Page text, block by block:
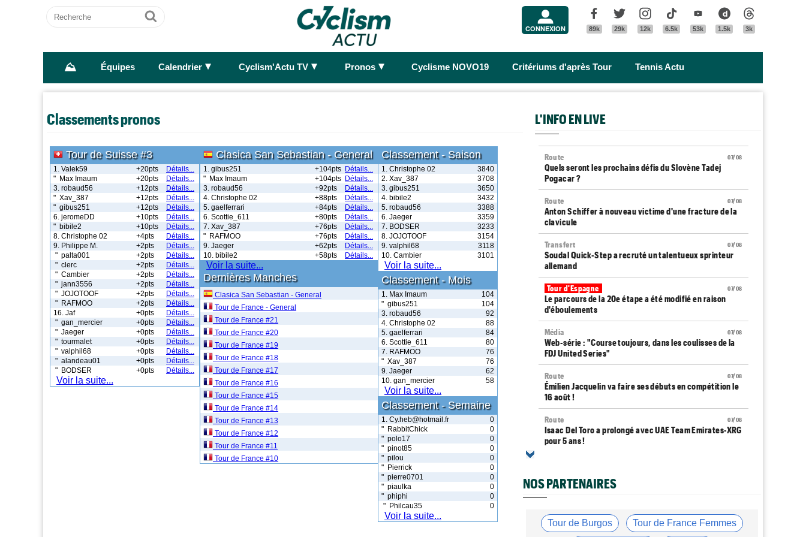
Recherche
Ok CONNEXION
Facebook
89k
Twitter
29k
Instagram
12k
Tik Tok
6.5k
Youtube
53k
Dailymotion
1.5k 3k
⛰ Équipes Calendrier ► Cyclism'Actu TV ► Pronos ► Cyclisme NOVO19 Critériums d'après Tour Tennis Actu
Classements pronos
Tour de Suisse #3
1. Valek59 Détails...
+20pts
" Max Imaum
Détails...
+20pts
3. robaud56
Détails...
+12pts
" Xav_387
Détails...
+12pts
" gibus251
Détails...
+12pts
6. jeromeDD
Détails...
+10pts
" bibile2
Détails...
+10pts
8. Christophe 02
Détails...
+4pts
9. Philippe M.
Détails...
+2pts
" palta001
Détails...
+2pts
" clerc
Détails...
+2pts
" Cambier
Détails...
+2pts
" jann3556
Détails...
+2pts
" JOJOTOOF
Détails...
+2pts
" RAFMOO
Détails...
+2pts
16. Jaf
Détails...
+0pts
" gan_mercier
Détails...
+0pts
" Jaeger
Détails...
+0pts
" tourmalet
Détails...
+0pts
" valphil68
Détails...
+0pts
" alandeau01
Détails...
+0pts
" BODSER
Détails...
+0pts
Voir la suite...
Clasica San Sebastian - General
1. gibus251 Détails...
+104pts
" Max Imaum
Détails...
+104pts
3. robaud56
Détails...
+92pts
4. Christophe 02
Détails...
+88pts
5. gaelferrari
Détails...
+84pts
6. Scottie_611
Détails...
+80pts
7. Xav_387
Détails...
+76pts
" RAFMOO
Détails...
+76pts
9. Jaeger
Détails...
+62pts
10. bibile2
Détails...
+58pts
Voir la suite...
Dernières Manches
Clasica San Sebastian - General
Tour de France - General
Tour de France #21
Tour de France #20
Tour de France #19
Tour de France #18
Tour de France #17
Tour de France #16
Tour de France #15
Tour de France #14
Tour de France #13
Tour de France #12
Tour de France #11
Tour de France #10
Classement - Saison
1. Christophe 02
3840
2. Xav_387
3708
3. gibus251
3650
4. bibile2
3432
5. robaud56
3388
6. Jaeger
3359
7. BODSER
3233
8. JOJOTOOF
3154
9. valphil68
3118
10. Cambier
3101
Voir la suite...
Classement - Mois
1. Max Imaum
104
" gibus251
104
3. robaud56
92
4. Christophe 02
88
5. gaelferrari
84
6. Scottie_611
80
7. RAFMOO
76
" Xav_387
76
9. Jaeger
62
10. gan_mercier
58
Voir la suite...
Classement - Semaine
1. Cy.heb@hotmail.fr
0
" RabbitChick
0
" polo17
0
" pinot85
0
" pilou
0
" Pierrick
0
" pierre0701
0
" piaulka
0
" phiphi
0
" Philcau35
0
Voir la suite...
L'INFO EN LIVE
07/08
Route
Quels seront les prochains défis du Slovène Tadej
Pogacar ?
07/08
Route
Anton Schiffer à nouveau victime d'une fracture de la
clavicule
07/08
Transfert
Soudal Quick-Step a recruté un talentueux sprinteur
allemand
07/08
Tour d'Espagne
Le parcours de la 20e étape a été modifié en raison
d'éboulements
07/08
Média
Web-série : "Course toujours, dans les coulisses de la
FDJ United Series"
07/08
Route
Émilien Jacquelin va faire ses débuts en compétition le
16 août !
07/08
Route
Isaac Del Toro a prolongé avec UAE Team Emirates-XRG
pour 5 ans !
monnaie courante"
Le Mercato vélo est ouvert... toutes les dernières infos
et rumeurs
NOS PARTENAIRES
Tour de Burgos Tour de France Femmes